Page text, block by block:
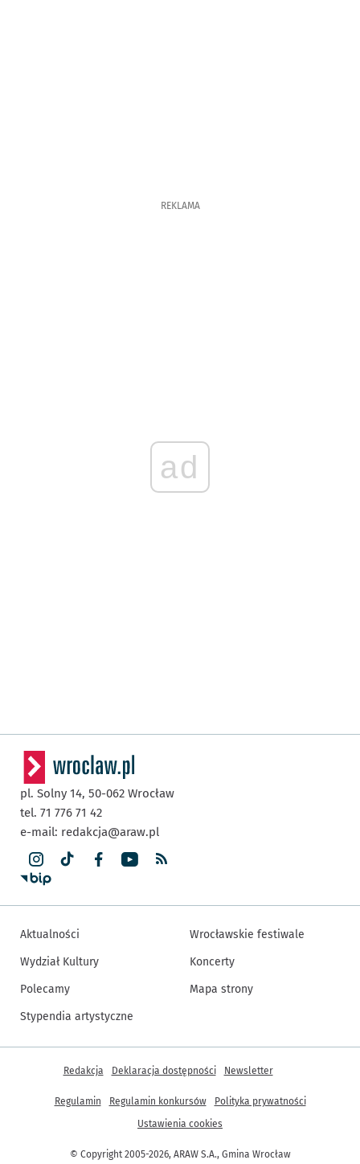
REKLAMA
ad
pl. Solny 14, 50-062 Wrocław
tel. 71 776 71 42
e-mail: redakcja@araw.pl
Aktualności
Wydział Kultury
Polecamy
Stypendia artystyczne
Wrocławskie festiwale
Koncerty
Mapa strony
© Copyright 2005-2026, ARAW S.A., Gmina Wrocław
Inne informacje
Redakcja Deklaracja dostępności Newsletter
Regulamin Regulamin konkursów
Polityka prywatności
Ustawienia cookies